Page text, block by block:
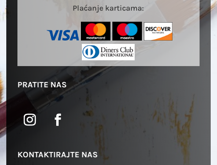
Plaćanje karticama:
PRATITE NAS
KONTAKTIRAJTE NAS